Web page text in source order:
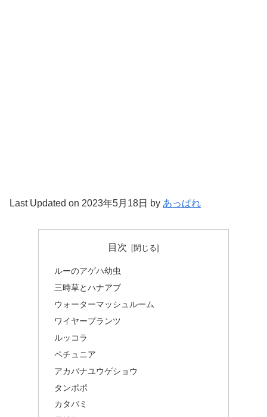
Last Updated on 2023年5月18日 by あっぱれ
目次
ルーのアゲハ幼虫
三時草とハナアブ
ウォーターマッシュルーム
ワイヤープランツ
ルッコラ
ペチュニア
アカバナユウゲショウ
タンポポ
カタバミ